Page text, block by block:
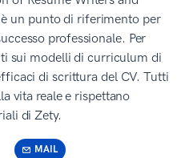
è un punto di riferimento per
professionale. Per
sui modelli di curriculum di
di scrittura del CV. Tutti
vita reale e rispettano
di Zety.
MAIL